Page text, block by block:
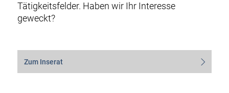
Tätigkeitsfelder. Haben wir Ihr Interesse
geweckt?
Zum Inserat